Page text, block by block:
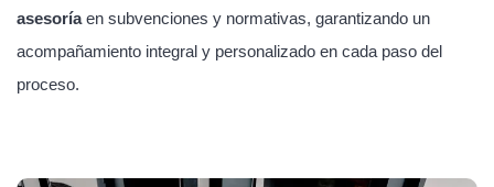
asesoríaen subvenciones y normativas, garantizando un
acompañamiento integral y personalizado en cada paso del
proceso.